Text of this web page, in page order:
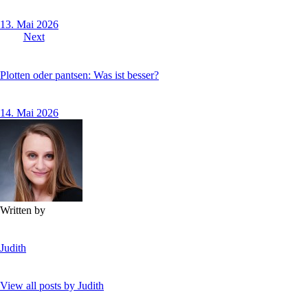
13. Mai 2026
Next
Plotten oder pantsen: Was ist besser?
14. Mai 2026
Written by
Judith
View all posts by Judith